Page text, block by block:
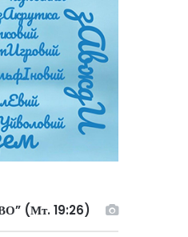
(Мт. 19:26)